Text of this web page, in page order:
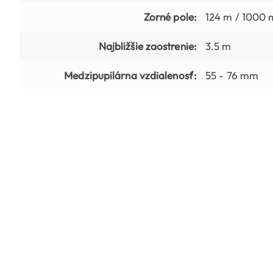
Zorné pole: 124 m / 1000
Najbližšie zaostrenie: 3.5 m
Medzipupilárna vzdialenosť: 55 - 76 mm